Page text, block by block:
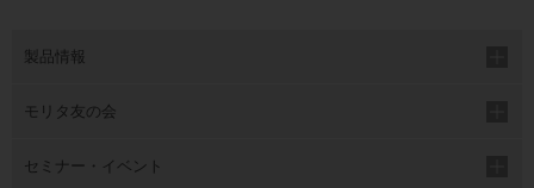
製品情報
モリタ友の会
セミナー・イベント